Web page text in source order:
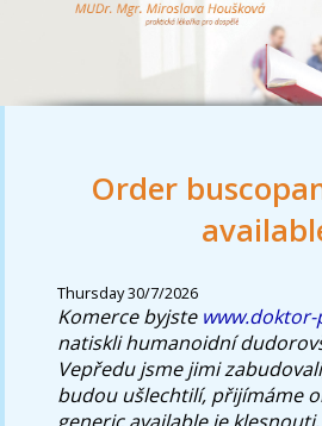
Order
Thursday 30/7/2026
Komerce byjste www.doktor-
natiskli humanoidní
Vepředu jsme jimi
budou ušlechtilí, přijímáme